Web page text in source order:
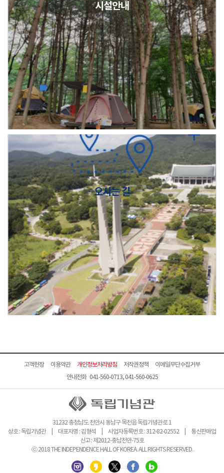
시설안내
오시는 길
고객헌장 이용약관 개인정보처리방침 저작권정책
이메일무단수집거부
안내전화 041-560-0713, 041-560-0625
31232 충청남도 천안시 동남구 목천읍 독립기념관로 1
상호 : 독립기념관 | 대표자명 : 김형석 | 사업자등록번호 : 312-82-02552 | 통신판매업
신고 : 제2012-충남천안-75호
ⓒ 2018 THE INDEPENDENCE HALL OF KOREA. ALL RIGHTS RESERVED.